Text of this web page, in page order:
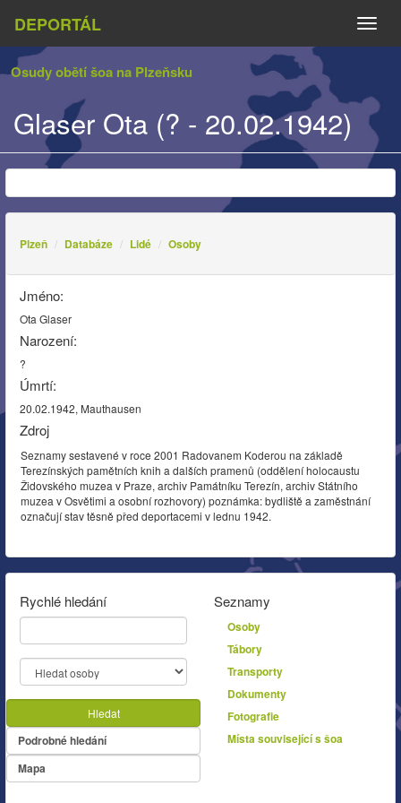
DEPORTÁL
Osudy obětí šoa na Plzeňsku
Glaser Ota (? - 20.02.1942)
Plzeň Databáze Lidé Osoby
Jméno:
Ota Glaser
Narození:
?
Úmrtí:
20.02.1942, Mauthausen
Zdroj
Seznamy sestavené v roce 2001 Radovanem Koderou na základě
Terezínských pamětních knih a dalších pramenů (oddělení holocaustu
Židovského muzea v Praze, archiv Památníku Terezín, archiv Státního
muzea v Osvětimi a osobní rozhovory) poznámka: bydliště a zaměstnání
označují stav těsně před deportacemi v lednu 1942.
Rychlé hledání
Hledat
Podrobné hledání
Mapa
Seznamy
Osoby
Tábory
Transporty
Dokumenty
Fotografie
Místa související s šoa